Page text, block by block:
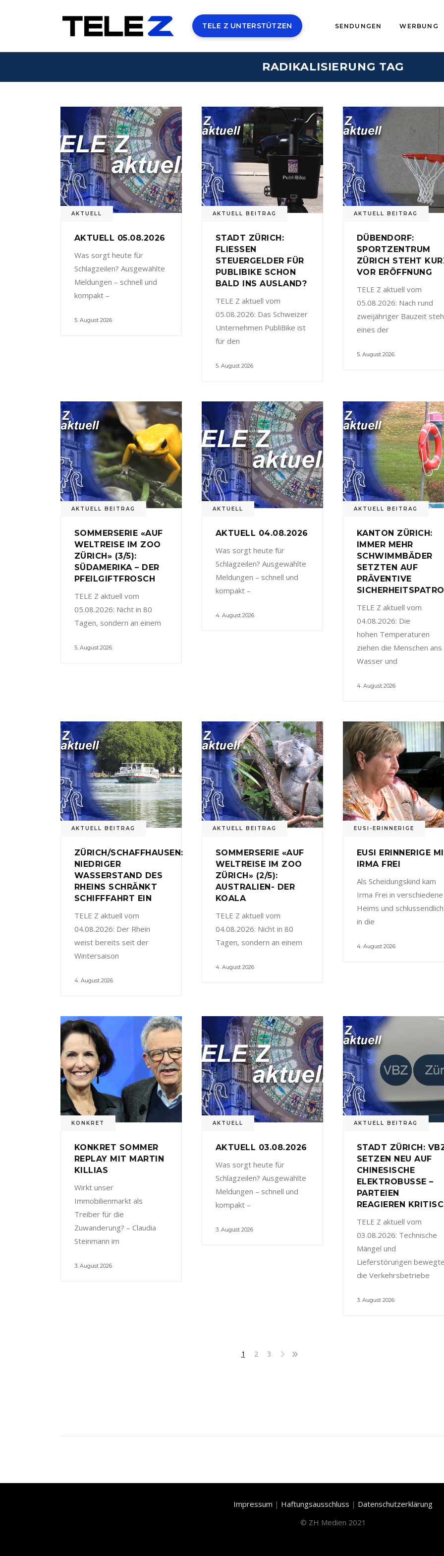
TELE Z UNTERSTÜTZEN SENDUNGEN WERBUNG
RADIKALISIERUNG TAG
AKTUELL
AKTUELL 05.08.2026
Was sorgt heute für
Schlagzeilen? Ausgewählte
Meldungen – schnell und
kompakt –
5. August 2026
AKTUELL BEITRAG
STADT ZÜRICH:
FLIESSEN
STEUERGELDER FÜR
PUBLIBIKE SCHON
BALD INS AUSLAND?
TELE Z aktuell vom
05.08.2026: Das Schweizer
Unternehmen PubliBike ist
für den
5. August 2026
AKTUELL BEITRAG
DÜBENDORF:
SPORTZENTRUM
ZÜRICH STEHT
VOR ERÖFFNUNG
TELE Z aktuell vom
05.08.2026: Nach rund
zweijähriger Bauzeit
eines der
5. August 2026
AKTUELL BEITRAG
SOMMERSERIE «AUF
WELTREISE IM ZOO
ZÜRICH» (3/5):
SÜDAMERIKA – DER
PFEILGIFTFROSCH
TELE Z aktuell vom
05.08.2026: Nicht in 80
Tagen, sondern an einem
5. August 2026
AKTUELL
AKTUELL 04.08.2026
Was sorgt heute für
Schlagzeilen? Ausgewählte
Meldungen – schnell und
kompakt –
4. August 2026
AKTUELL BEITRAG
KANTON ZÜRICH:
IMMER MEHR
SCHWIMMBÄDER
SETZTEN AUF
PRÄVENTIVE
TELE Z aktuell vom
04.08.2026: Die
hohen Temperaturen
ziehen die Menschen ans
Wasser und
4. August 2026
AKTUELL BEITRAG
ZÜRICH/SCHAFFHAUSEN:
NIEDRIGER
WASSERSTAND DES
RHEINS SCHRÄNKT
SCHIFFFAHRT EIN
TELE Z aktuell vom
04.08.2026: Der Rhein
weist bereits seit der
Wintersaison
4. August 2026
AKTUELL BEITRAG
SOMMERSERIE «AUF
WELTREISE IM ZOO
ZÜRICH» (2/5):
AUSTRALIEN- DER
KOALA
TELE Z aktuell vom
04.08.2026: Nicht in 80
Tagen, sondern an einem
4. August 2026
EUSI-ERINNERIGE
EUSI ERINNERIGE
IRMA FREI
Als Scheidungskind kam
Irma Frei in verschiedene
Heims und schlussendlich
in die
4. August 2026
KONKRET
KONKRET SOMMER
REPLAY MIT MARTIN
KILLIAS
Wirkt unser
Immobilienmarkt als
Treiber für die
Zuwanderung? – Claudia
Steinmann im
3. August 2026
AKTUELL
AKTUELL 03.08.2026
Was sorgt heute für
Schlagzeilen? Ausgewählte
Meldungen – schnell und
kompakt –
3. August 2026
AKTUELL BEITRAG
STADT ZÜRICH:
SETZEN NEU AUF
CHINESISCHE
ELEKTROBUSSE –
PARTEIEN
REAGIEREN
TELE Z aktuell vom
03.08.2026: Technische
Mängel und
Lieferstörungen
die Verkehrsbetriebe
3. August 2026
1 2 3
Impressum | Haftungsausschluss | Datenschutzerklärung
© ZH Medien 2021